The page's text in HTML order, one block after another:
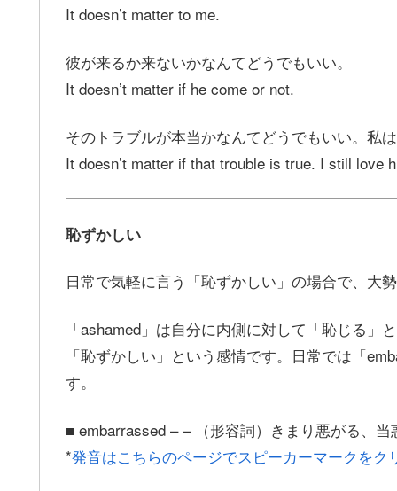
It doesn’t matter to me.
彼が来るか来ないかなんてどうでもいい。
It doesn’t matter if he come or not.
そのトラブルが本当かなんてどうでもいい。私
It doesn’t matter if that trouble is true. I still love
恥ずかしい
日常で気軽に言う「恥ずかしい」の場合で、大
「ashamed」は自分に内側に対して「恥じる
「恥ずかしい」という感情です。日常では「
す。
■ embarrassed – – （形容詞）きまり悪がる、
*発音はこちらのページでスピーカーマークをク